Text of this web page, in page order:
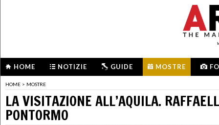
HOME NOTIZIE GUIDE MOSTRE
HOME > MOSTRE
LA VISITAZIONE ALL’AQUILA.
PONTORMO